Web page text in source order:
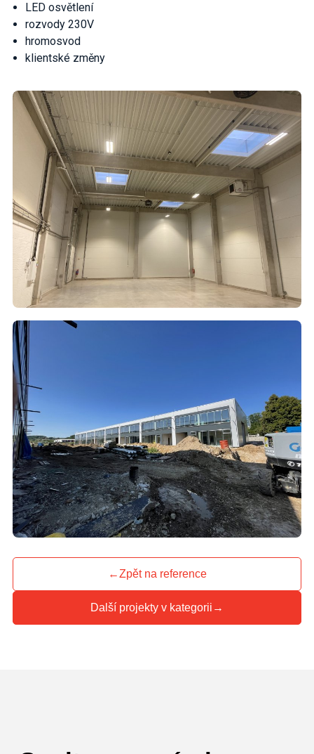
LED osvětlení
rozvody 230V
hromosvod
klientské změny
←Zpět na reference
Další projekty v kategorii →